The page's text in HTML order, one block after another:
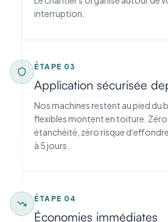
interruption.
ÉTAPE 03
Application sécurisée
Nos machines restent au pied du
flexibles montent en toiture.
étanchéité, zéro risque
à 5 jours.
ÉTAPE 04
Économies immédiates